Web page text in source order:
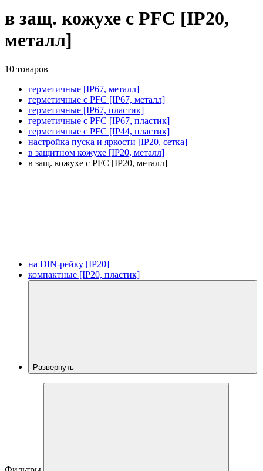
в защ. кожухе с PFC [IP20,
металл]
10 товаров
герметичные [IP67, металл]
герметичные с PFC [IP67, металл]
герметичные [IP67, пластик]
герметичные с PFC [IP67, пластик]
герметичные с PFC [IP44, пластик]
настройка пуска и яркости [IP20, сетка]
в защитном кожухе [IP20, металл]
в защ. кожухе с PFC [IP20, металл]
на DIN-рейку [IP20]
компактные [IP20, пластик]
Развернуть